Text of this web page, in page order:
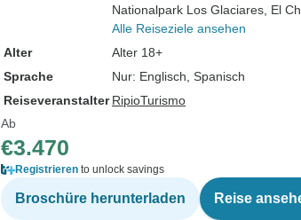
Nationalpark Los Glaciares , El
Alle Reiseziele ansehen
Alter
Alter 18+
Sprache
Nur: Englisch, Spanisch
Reiseveranstalter RipioTurismo
Ab
€3.470
Registrieren to unlock savings
Broschüre herunterladen Reise